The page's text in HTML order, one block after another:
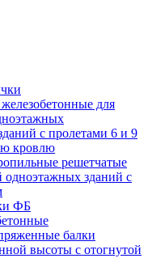
для
с пролетами 6 и 9
кровлю
решетчатые
одноэтажных зданий с
ФБ
балки
высоты с отогнутой